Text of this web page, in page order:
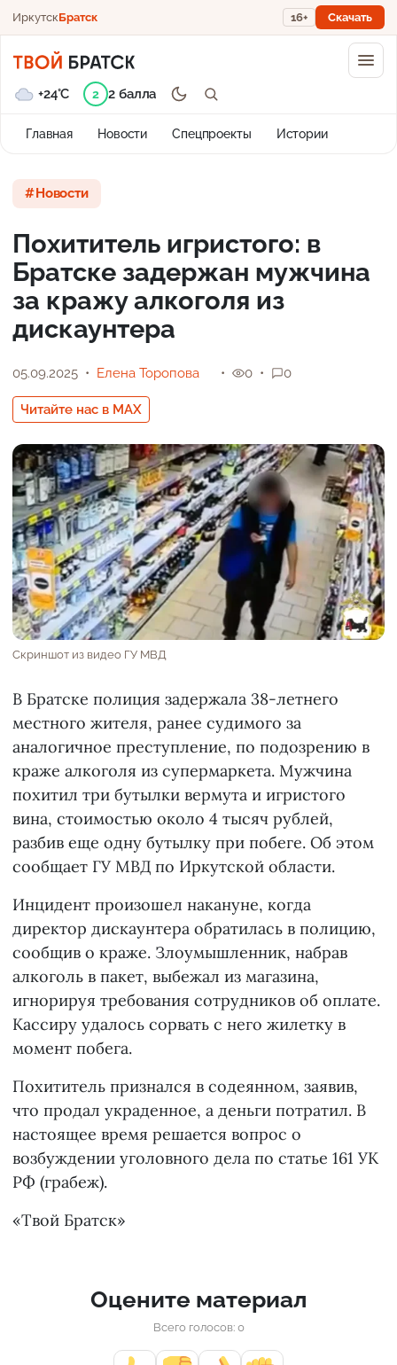
ИркутскБратск 16+ Скачать
Главная Новости Спецпроекты Истории
+24°C 2 2 балла
Новости
Похититель игристого: в
Братске задержан мужчина
за кражу алкоголя из
дискаунтера
05.09.2025 Елена Торопова
Читайте нас в MAX
0 0
Скриншот из видео ГУ МВД
В Братске полиция задержала 38-летнего
местного жителя, ранее судимого за
аналогичное преступление, по подозрению в
краже алкоголя из супермаркета. Мужчина
похитил три бутылки вермута и игристого
вина, стоимостью около 4 тысяч рублей,
разбив еще одну бутылку при побеге. Об этом
сообщает ГУ МВД по Иркутской области.
Инцидент произошел накануне, когда
директор дискаунтера обратилась в полицию,
сообщив о краже. Злоумышленник, набрав
алкоголь в пакет, выбежал из магазина,
игнорируя требования сотрудников об оплате.
Кассиру удалось сорвать с него жилетку в
момент побега.
Похититель признался в содеянном, заявив,
что продал украденное, а деньги потратил. В
настоящее время решается вопрос о
возбуждении уголовного дела по статье 161 УК
РФ (грабеж).
«Твой Братск»
Оцените материал
Всего голосов: 0